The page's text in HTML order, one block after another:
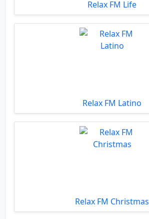
Relax FM Life
Relax FM Latino
Relax FM Christmas